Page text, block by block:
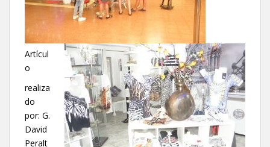
Artícul
o
realiza
do
por: G.
David
Peralt